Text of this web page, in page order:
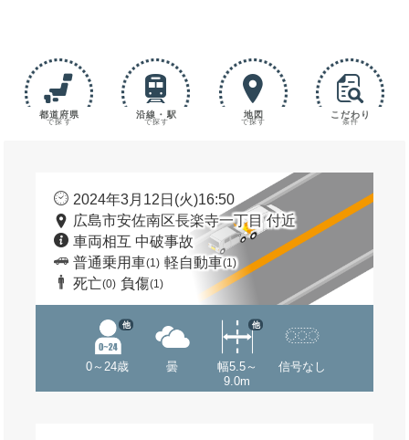
都道府県
で探す
沿線・駅
で探す
地図
で探す
こだわり
条件
2024年3月12日(火)16:50
広島市安佐南区長楽寺一丁目 付近
車両相互 中破事故
普通乗用車(1) 軽自動車(1)
死亡(0) 負傷(1)
0～24歳
他
曇
幅5.5～
9.0m
他
信号なし